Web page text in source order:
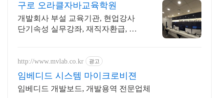
구로 오라클자바교육학원
개발회사 부설 교육기관, 현업강사
단기속성 실무강좌, 재직자환급, 구
http://www.mvlab.co.kr 광고
임베디드 시스템 마이크로비젼
임베디드 개발보드, 개발용역 전문업체